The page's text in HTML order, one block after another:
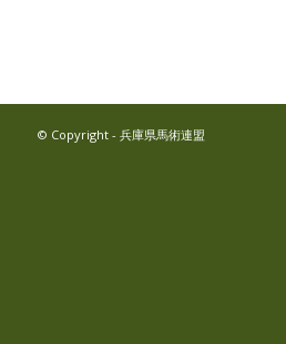
© Copyright - 兵庫県馬術連盟